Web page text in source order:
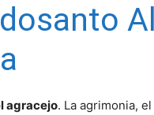
agracejo. La agrimonia,